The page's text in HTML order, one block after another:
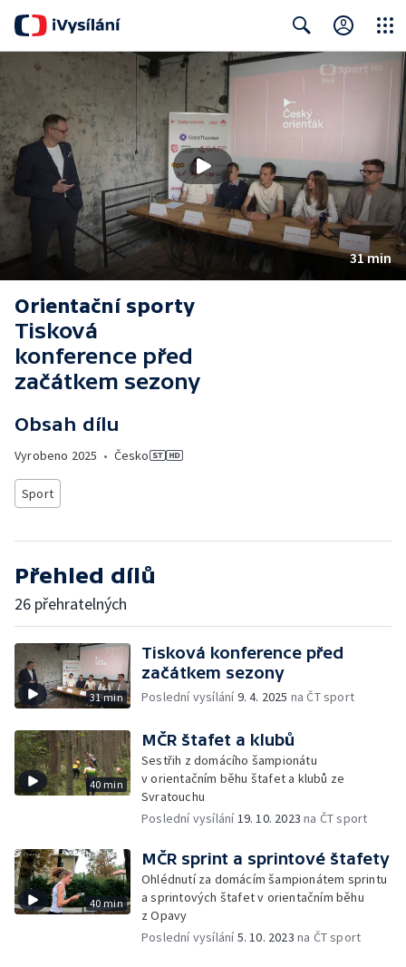
Search Close
31 min
Orientační sporty
Tisková
konference před
začátkem sezony
Obsah dílu
Vyrobeno 2025 • Česko
Sport
Přehled dílů
26 přehratelných
31 min
Tisková konference před
začátkem sezony
Poslední vysílání9. 4. 2025 na ČT sport
40 min
MČR štafet a klubů
Sestřih z domácího šampionátu
v orientačním běhu štafet a klubů ze
Svratouchu
Poslední vysílání19. 10. 2023 na ČT sport
40 min
MČR sprint a sprintové štafety
Ohlédnutí za domácím šampionátem sprintu
a sprintových štafet v orientačním běhu
z Opavy
Poslední vysílání5. 10. 2023 na ČT sport